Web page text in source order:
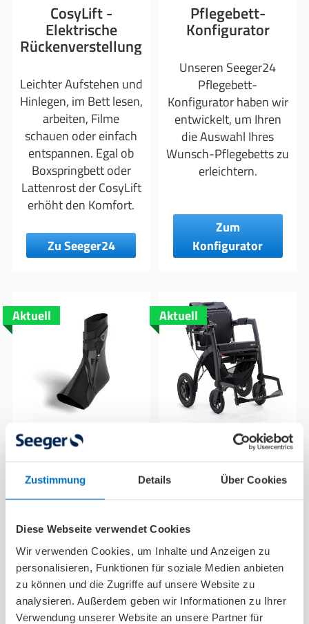
Zustimmung Details Über Cookies
Diese Webseite verwendet Cookies
Wir verwenden Cookies, um Inhalte und Anzeigen zu
personalisieren, Funktionen für soziale Medien anbieten
zu können und die Zugriffe auf unsere Website zu
analysieren. Außerdem geben wir Informationen zu Ihrer
Verwendung unserer Website an unsere Partner für
CosyLift -
Elektrische
Rückenverstellung
Leichter Aufstehen und
Hinlegen, im Bett lesen,
arbeiten, Filme
schauen oder einfach
entspannen. Egal ob
Boxspringbett oder
Lattenrost der CosyLift
erhöht den Komfort.
Zu Seeger24
Pflegebett-
Konfigurator
Unseren Seeger24
Pflegebett-
Konfigurator haben wir
entwickelt, um Ihren
die Auswahl Ihres
Wunsch-Pflegebetts zu
erleichtern.
Zum
Konfigurator
Aktuell
The Better Guard
3.0
Die BetterGuard 3.0
das Sprunggelenk
präventiv und senkt
das Risiko einer
erneuten Verletzung
nach der Genesung.
Aktuell
Rollz Motion
Electric
Mit dem Rollz Motion
viele verschiedene
Möglichkeiten der
Fortbewegung.